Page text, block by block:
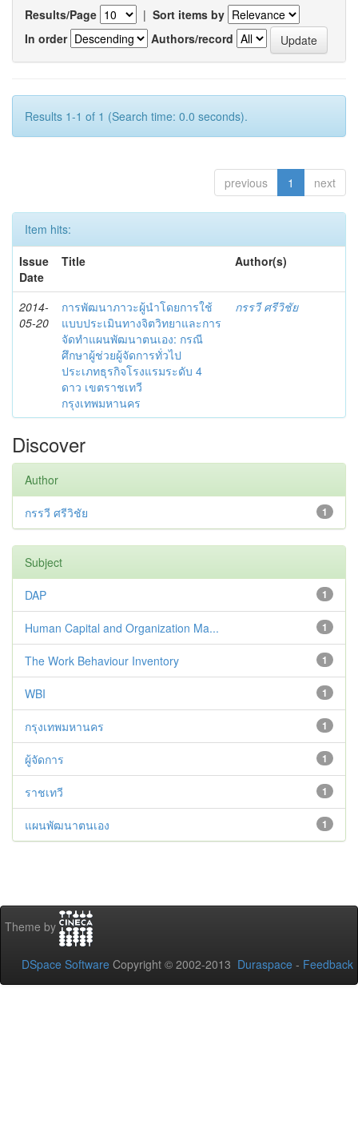
Results/Page | Sort items by
In order
Authors/record
Results 1-1 of 1 (Search time: 0.0 seconds).
previous 1 next
Item hits:
Issue
Date
Title Author(s)
2014-
05-20
การพัฒนาภาวะผู้นำโดยการใช้
แบบประเมินทางจิตวิทยาและการ
จัดทำแผนพัฒนาตนเอง: กรณี
ศึกษาผู้ช่วยผู้จัดการทั่วไป
ประเภทธุรกิจโรงแรมระดับ 4
ดาว เขตราชเทวี
กรุงเทพมหานคร
กรรวี ศรีวิชัย
Discover
Author
1
กรรวี ศรีวิชัย
Subject
1
DAP
1
Human Capital and Organization Ma...
1
The Work Behaviour Inventory
1
WBI
1
กรุงเทพมหานคร
1
ผู้จัดการ
1
ราชเทวี
1
แผนพัฒนาตนเอง
Theme by
DSpace Software Copyright © 2002-2013 Duraspace - Feedback